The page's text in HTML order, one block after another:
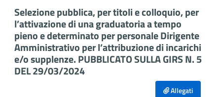
Selezione pubblica, per titoli e colloquio, per
l’attivazione di una graduatoria a tempo
pieno e determinato per personale Dirigente
Amministrativo per l’attribuzione di incarichi
e/o supplenze. PUBBLICATO SULLA GIRS N. 5
DEL 29/03/2024
Allegati